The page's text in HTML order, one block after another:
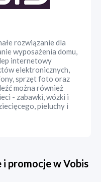
rozwiązanie dla
wyposażenia domu,
internetowy
elektronicznych,
sprzęt foto oraz
można również
- zabawki, wózki i
pieluchy i
i promocje wVobis